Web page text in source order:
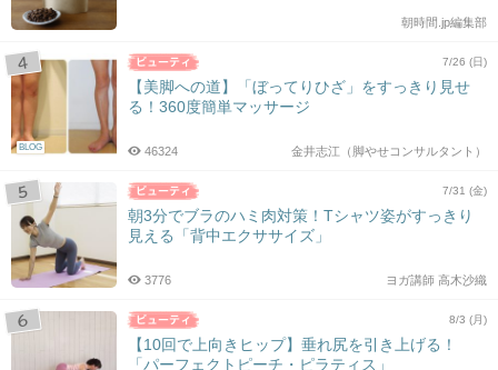
朝時間.jp編集部
BLOG
7/26 (日)
【美脚への道】「ぼってりひざ」をすっきり見せ
る！360度簡単マッサージ
金井志江（脚やせコンサルタント）
46324
7/31 (金)
朝3分でブラのハミ肉対策！Tシャツ姿がすっきり
見える「背中エクササイズ」
ヨガ講師 高木沙織
3776
8/3 (月)
【10回で上向きヒップ】垂れ尻を引き上げる！
「パーフェクトピーチ・ピラティス」